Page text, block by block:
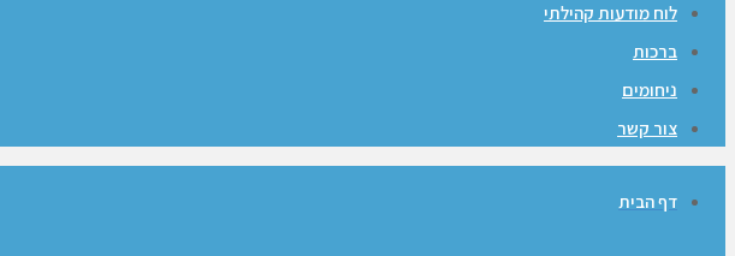
לוח מודעות קהילתי
ברכות
ניחומים
צור קשר
דף הבית